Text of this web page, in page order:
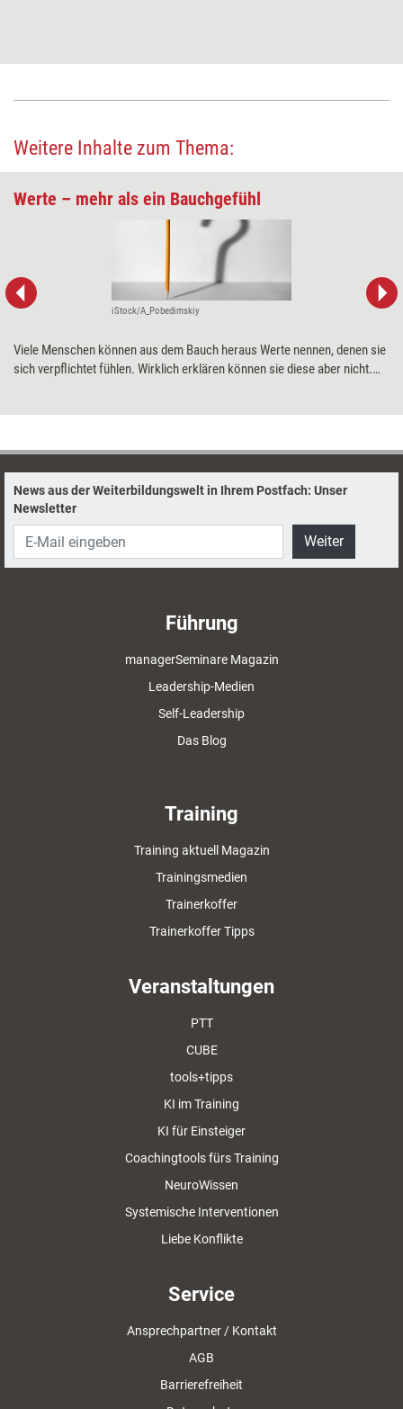
Weitere Inhalte zum Thema:
Werte – mehr als ein Bauchgefühl
iStock/A_Pobedimskiy
Viele Menschen können aus dem Bauch heraus Werte nennen, denen sie
sich verpflichtet fühlen. Wirklich erklären können sie diese aber nicht.
News aus der Weiterbildungswelt in Ihrem Postfach: Unser
Newsletter
Weiter
Führung
managerSeminare Magazin
Leadership-Medien
Self-Leadership
Das Blog
Training
Training aktuell Magazin
Trainingsmedien
Trainerkoffer
Trainerkoffer Tipps
Veranstaltungen
PTT
CUBE
tools+tipps
KI im Training
KI für Einsteiger
Coachingtools fürs Training
NeuroWissen
Systemische Interventionen
Liebe Konflikte
Service
Ansprechpartner / Kontakt
AGB
Barrierefreiheit